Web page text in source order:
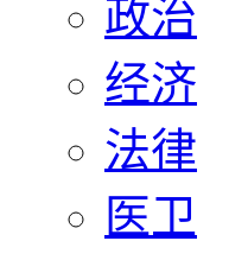
政治
经济
法律
医卫